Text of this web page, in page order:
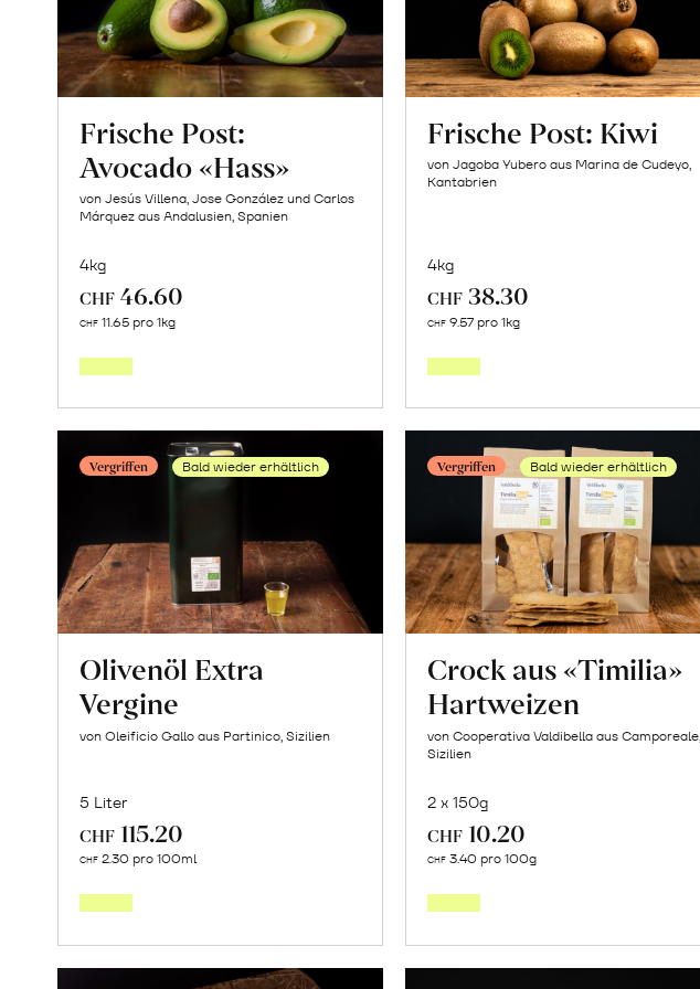
erfahren
erfahren
Frische Post:
Avocado «Hass»
von Jesús Villena, Jose González und Carlos
Márquez aus Andalusien, Spanien
4kg
CHF 46.60
CHF 11.65 pro 1kg
Post:
Avocado
«Hass»
erfahren
Frische Post: Kiwi
von Jagoba Yubero aus Marina de Cudeyo,
Kantabrien
4kg
CHF 38.30
CHF 9.57 pro 1kg
Post:
Kiwi
erfahren
Vergriffen Bald wieder erhältlich
Olivenöl Extra
Vergine
von Oleificio Gallo aus Partinico, Sizilien
5 Liter
CHF 115.20
CHF 2.30 pro 100ml
Extra
Vergriffen Bald wieder erhältlich
Crock aus «Timilia»
Hartweizen
von Cooperativa Valdibella aus Camporeale,
Sizilien
2 x 150g
CHF 10.20
CHF 3.40 pro 100g
aus